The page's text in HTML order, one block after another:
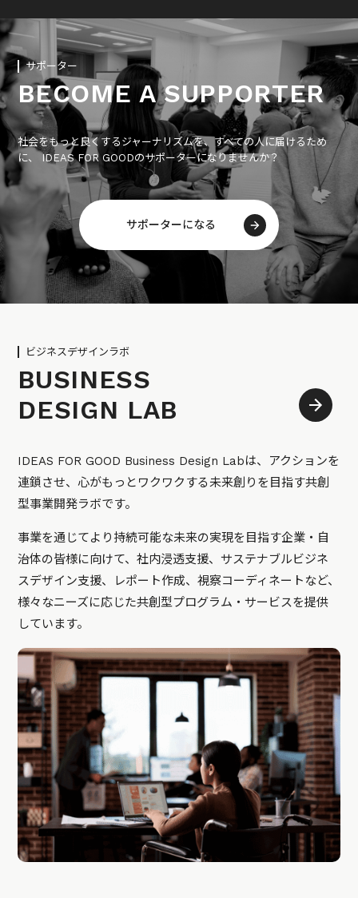
サポーター
BECOME A SUPPORTER
社会をもっと良くするジャーナリズムを、すべての人に届けるため
に、 IDEAS FOR GOODのサポーターになりませんか？
サポーターになる
ビジネスデザインラボ
BUSINESS
DESIGN LAB
IDEAS FOR GOOD Business Design Labは、アクションを
連鎖させ、心がもっとワクワクする未来創りを目指す共創
型事業開発ラボです。
事業を通じてより持続可能な未来の実現を目指す企業・自
治体の皆様に向けて、社内浸透支援、サステナブルビジネ
スデザイン支援、レポート作成、視察コーディネートなど、
様々なニーズに応じた共創型プログラム・サービスを提供
しています。